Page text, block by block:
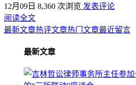
12月09日 8,360 次浏览 发表评论
阅读全文
最新文章热评文章热门文章最近留言
最新文章